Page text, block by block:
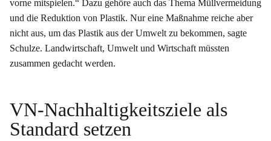
vorne mitspielen.“ Dazu gehöre auch das Thema Müllvermeidung
und die Reduktion von Plastik. Nur eine Maßnahme reiche aber
nicht aus, um das Plastik aus der Umwelt zu bekommen, sagte
Schulze. Landwirtschaft, Umwelt und Wirtschaft müssten
zusammen gedacht werden.
VN-Nachhaltigkeitsziele als
Standard setzen